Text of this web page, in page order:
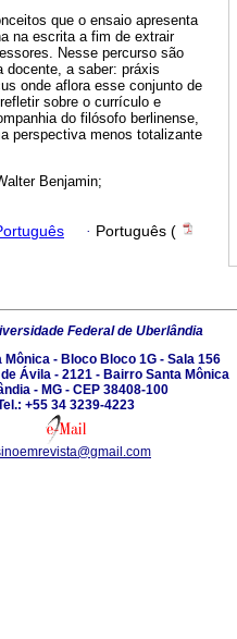
que o ensaio apresenta
na escrita a fim de extrair
Nesse percurso são
docente, a saber: práxis
onde aflora esse conjunto de
sobre o currículo e
do filósofo berlinense,
perspectiva menos totalizante
Benjamin;
· Português (
Federal de Uberlândia
Mônica - Bloco Bloco 1G - Sala 156
Ávila - 2121 - Bairro Santa Mônica
- MG - CEP 38408-100
+55 34 3239-4223